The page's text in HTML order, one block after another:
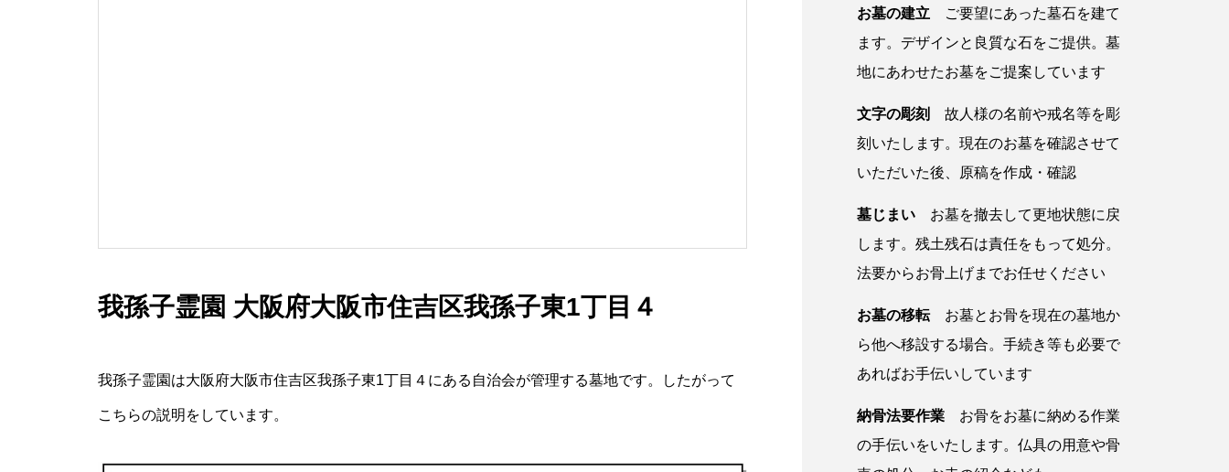
我孫子霊園 大阪府大阪市住吉区我孫子東1丁目４
我孫子霊園は大阪府大阪市住吉区我孫子東1丁目４にある自治会が管理する墓地です。したがって
こちらの説明をしています。
お墓の建立 ご要望にあった墓石を建て
ます。デザインと良質な石をご提供。墓
地にあわせたお墓をご提案しています
文字の彫刻
故人様の名前や戒名等を彫
刻いたします。現在のお墓を確認させて
いただいた後、原稿を作成・確認
墓じまい お墓を撤去して更地状態に戻
します。残土残石は責任をもって処分。
法要からお骨上げまでお任せください
お墓の移転お墓とお骨を現在の墓地か
ら他へ移設する場合。手続き等も必要で
あればお手伝いしています
納骨法要作業 お骨をお墓に納める作業
の手伝いをいたします。仏具の用意や骨